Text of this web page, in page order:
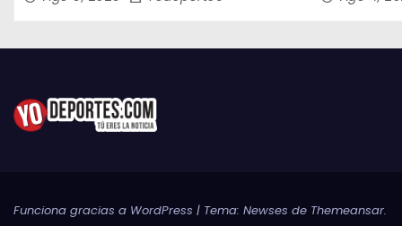
Funciona gracias a WordPress | Tema: Newses de Themeansar.